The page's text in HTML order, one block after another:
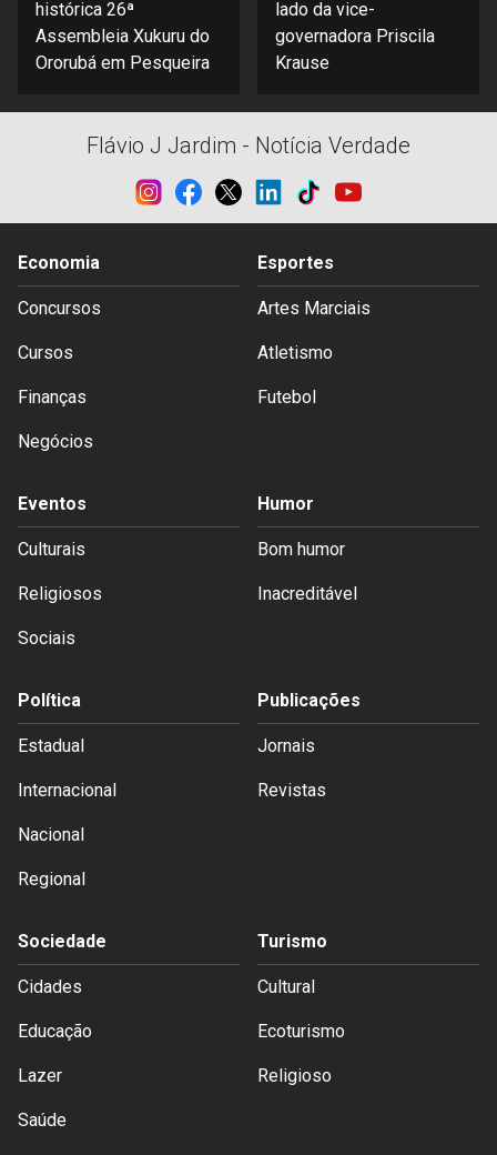
Flávio J Jardim - Notícia Verdade
Economia
Concursos
Cursos
Finanças
Negócios
Esportes
Artes Marciais
Atletismo
Futebol
Eventos
Culturais
Religiosos
Sociais
Humor
Bom humor
Inacreditável
Política
Estadual
Internacional
Nacional
Regional
Publicações
Jornais
Revistas
Sociedade
Cidades
Educação
Lazer
Saúde
Turismo
Cultural
Ecoturismo
Religioso